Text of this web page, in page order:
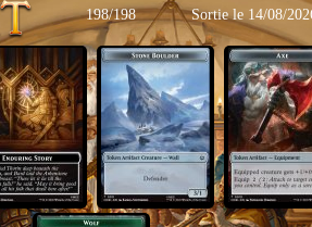
198/198 Sortie le 14/08/